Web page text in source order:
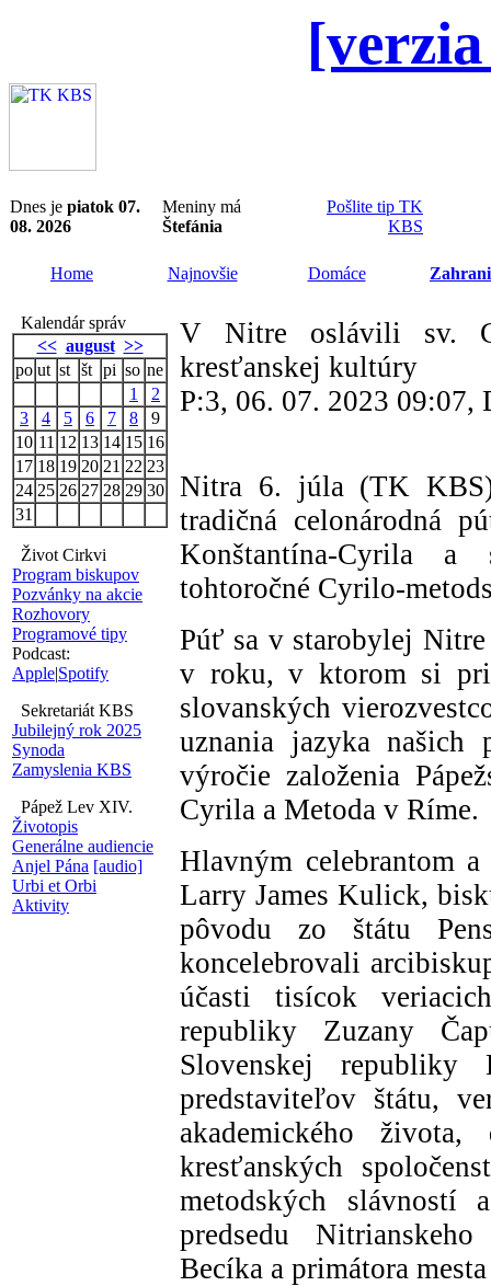
Dnes je piatok 07.
08. 2026
Meniny má
Štefánia
Pošlite tip TK
KBS
Home Najnovšie Domáce
Kalendár správ
<< august >>
po ut st št pi so ne
1
2
3
4 5 6 7 8
9
10 11 12 13 14 15 16
17 18 19 20 21 22 23
24 25 26 27 28 29 30
31
Život Cirkvi
Program biskupov
Pozvánky na akcie
Rozhovory
Programové tipy
Podcast:
Apple|Spotify
Sekretariát KBS
Jubilejný rok 2025
Synoda
Zamyslenia KBS
Pápež Lev XIV.
Životopis
Generálne audiencie
Anjel Pána [audio]
Urbi et Orbi
Aktivity
V Nitre oslávili sv.
kresťanskej kultúry
P:3, 06. 07. 2023 09:07,
Nitra 6. júla (TK
tradičná celonárodná
Konštantína-Cyrila
tohtoročné Cyrilo-
Púť sa v starobylej
v roku, v ktorom si
slovanských
uznania jazyka
výročie založenia
Cyrila a Metoda v Ríme.
Hlavným celebrantom
Larry James Kulick,
pôvodu zo štátu
koncelebrovali
účasti tisícok
republiky Zuzany
Slovenskej
predstaviteľov štátu,
akademického
kresťanských
metodských
predsedu
Becíka a primátora